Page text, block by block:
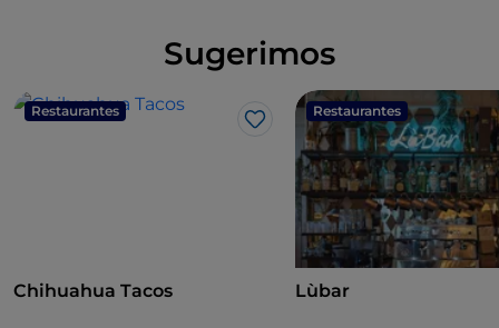
Sugerimos
Restaurantes
Me gusta
Chihuahua Tacos
Restaurantes
Lùbar